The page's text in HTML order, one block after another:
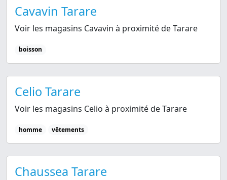
Cavavin Tarare
Voir les magasins Cavavin à proximité de Tarare
boisson
Celio Tarare
Voir les magasins Celio à proximité de Tarare
homme vêtements
Chaussea Tarare